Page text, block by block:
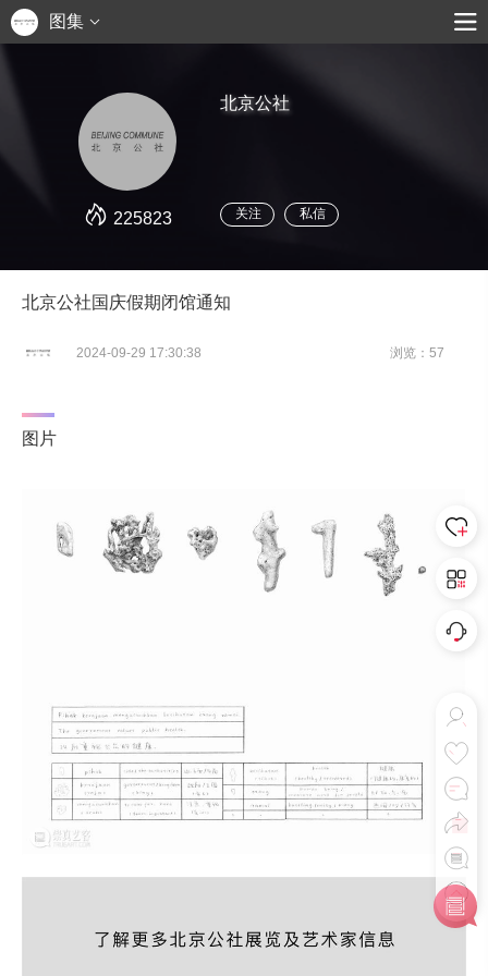
图集
225823
北京公社
关注 私信
北京公社国庆假期闭馆通知
2024-09-29 17:30:38 浏览：57
图片